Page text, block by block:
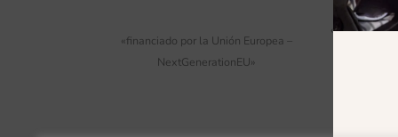
«financiado por la Unión Europea –
NextGenerationEU»
«Financiado
autores